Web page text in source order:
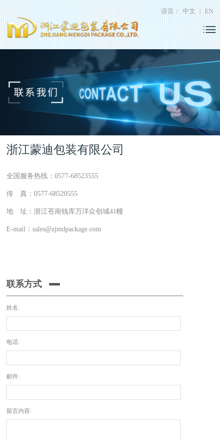
语言： 中文 | EN
浙江蒙迪包装有限公司
全国服务热线：0577-68523555
传 真：0577-68520555
地 址：浙江苍南钱库万洋众创城41幢
E-mail：sales@zjmdpackage.com
联系方式
姓名:
电话:
邮件:
留言内容: